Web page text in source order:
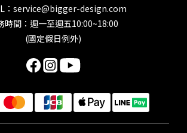
： service@bigger-design.com
時間：週一至週五10:00~18:00
(國定假日例外)